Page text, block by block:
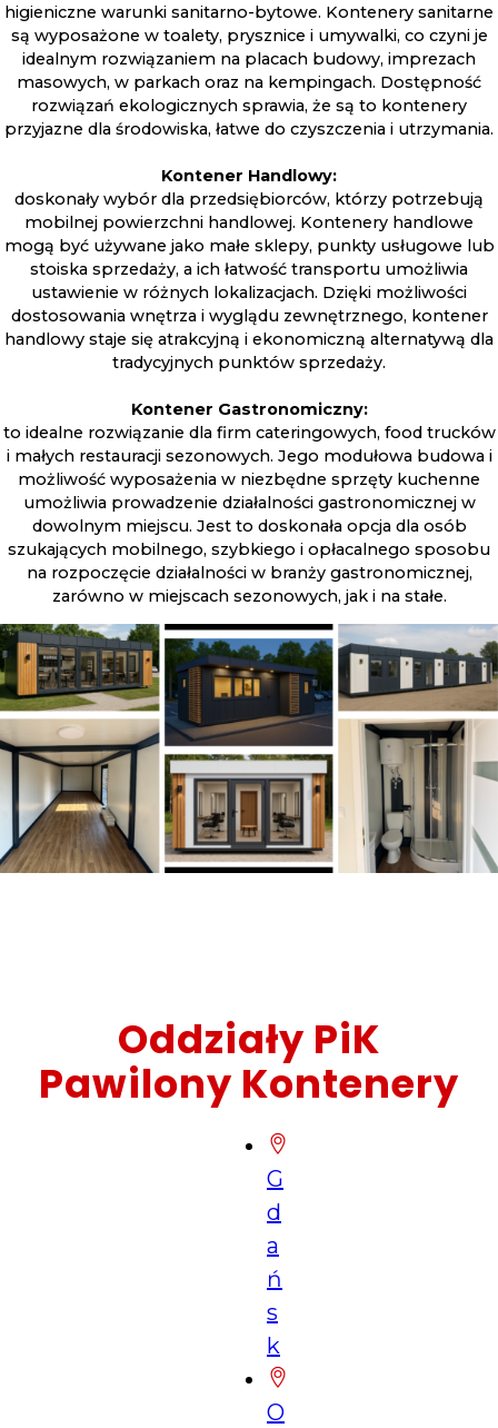
higieniczne warunki sanitarno-bytowe. Kontenery sanitarne
są wyposażone w toalety, prysznice i umywalki, co czyni je
idealnym rozwiązaniem na placach budowy, imprezach
masowych, w parkach oraz na kempingach. Dostępność
rozwiązań ekologicznych sprawia, że są to kontenery
przyjazne dla środowiska, łatwe do czyszczenia i utrzymania.
Kontener Handlowy:
doskonały wybór dla przedsiębiorców, którzy potrzebują
mobilnej powierzchni handlowej. Kontenery handlowe
mogą być używane jako małe sklepy, punkty usługowe lub
stoiska sprzedaży, a ich łatwość transportu umożliwia
ustawienie w różnych lokalizacjach. Dzięki możliwości
dostosowania wnętrza i wyglądu zewnętrznego, kontener
handlowy staje się atrakcyjną i ekonomiczną alternatywą dla
tradycyjnych punktów sprzedaży.
Kontener Gastronomiczny:
to idealne rozwiązanie dla firm cateringowych, food trucków
i małych restauracji sezonowych. Jego modułowa budowa i
możliwość wyposażenia w niezbędne sprzęty kuchenne
umożliwia prowadzenie działalności gastronomicznej w
dowolnym miejscu. Jest to doskonała opcja dla osób
szukających mobilnego, szybkiego i opłacalnego sposobu
na rozpoczęcie działalności w branży gastronomicznej,
zarówno w miejscach sezonowych, jak i na stałe.
Oddziały PiK
Pawilony Kontenery
G
d
a
ń
s
k
O